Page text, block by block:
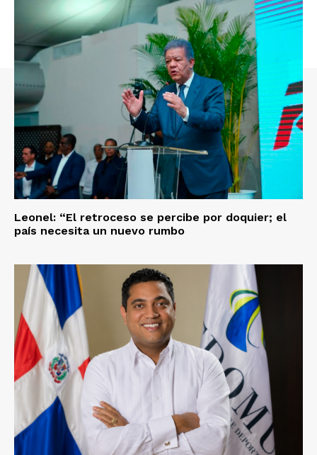
Leonel: “El retroceso se percibe por doquier; el
país necesita un nuevo rumbo